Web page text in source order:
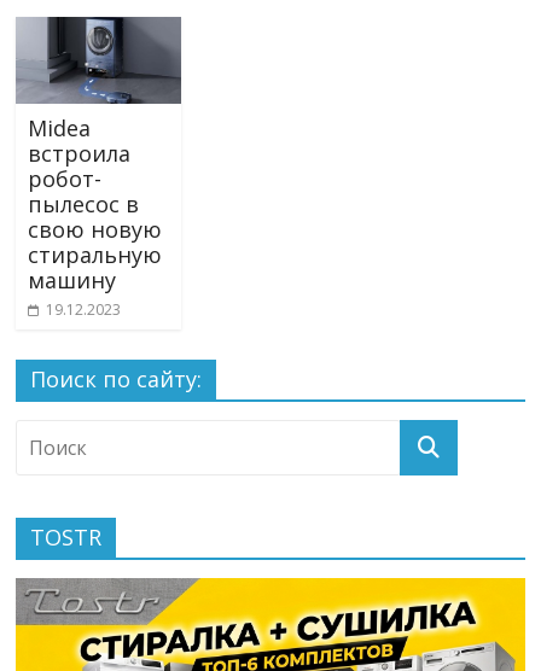
Midea
встроила
робот-
пылесос в
свою новую
стиральную
машину
19.12.2023
Поиск по сайту:
TOSTR